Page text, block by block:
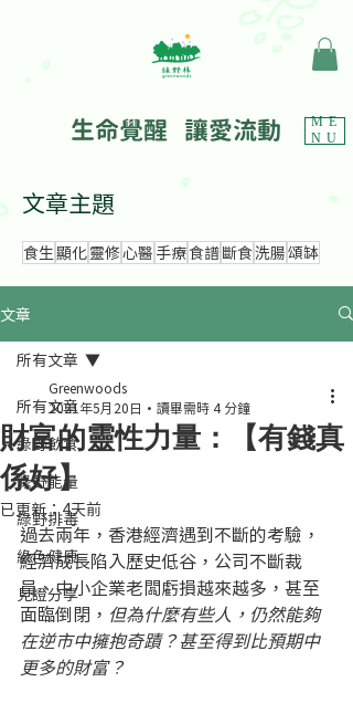
ME
NU
生命覺醒 讓愛流動
文章主題
食生顯化靈修心醫 手療食譜斷食洗腸頌缽
文章
所有文章
綠野飲食
綠野能量
綠野排毒
綠色健康
見證分享
所有文章
財富的靈性力量：【有錢真
係好】
Greenwoods
2021年5月20日
讀畢需時 4 分鐘
已更新：4天前
過去兩年，香港經濟遇到不斷的考驗，
經濟成長陷入歷史低谷，公司不斷裁
員、中小企業老闆虧損越來越多，甚至
面臨倒閉， 但為什麼有些人，仍然能夠
在逆市中擁抱奇蹟？甚至得到比預期中
更多的財富？